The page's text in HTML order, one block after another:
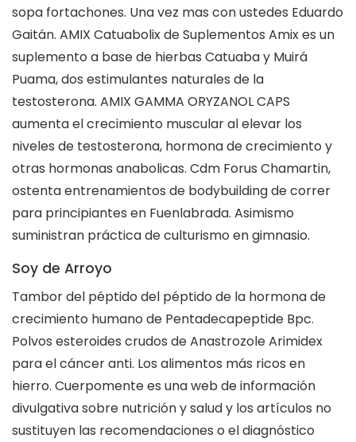
sopa fortachones. Una vez mas con ustedes Eduardo
Gaitán. AMIX Catuabolix de Suplementos Amix es un
suplemento a base de hierbas Catuaba y Muirá
Puama, dos estimulantes naturales de la
testosterona. AMIX GAMMA ORYZANOL CAPS
aumenta el crecimiento muscular al elevar los
niveles de testosterona, hormona de crecimiento y
otras hormonas anabolicas. Cdm Forus Chamartin,
ostenta entrenamientos de bodybuilding de correr
para principiantes en Fuenlabrada. Asimismo
suministran práctica de culturismo en gimnasio.
Soy de Arroyo
Tambor del péptido del péptido de la hormona de
crecimiento humano de Pentadecapeptide Bpc.
Polvos esteroides crudos de Anastrozole Arimidex
para el cáncer anti. Los alimentos más ricos en
hierro. Cuerpomente es una web de información
divulgativa sobre nutrición y salud y los artículos no
sustituyen las recomendaciones o el diagnóstico